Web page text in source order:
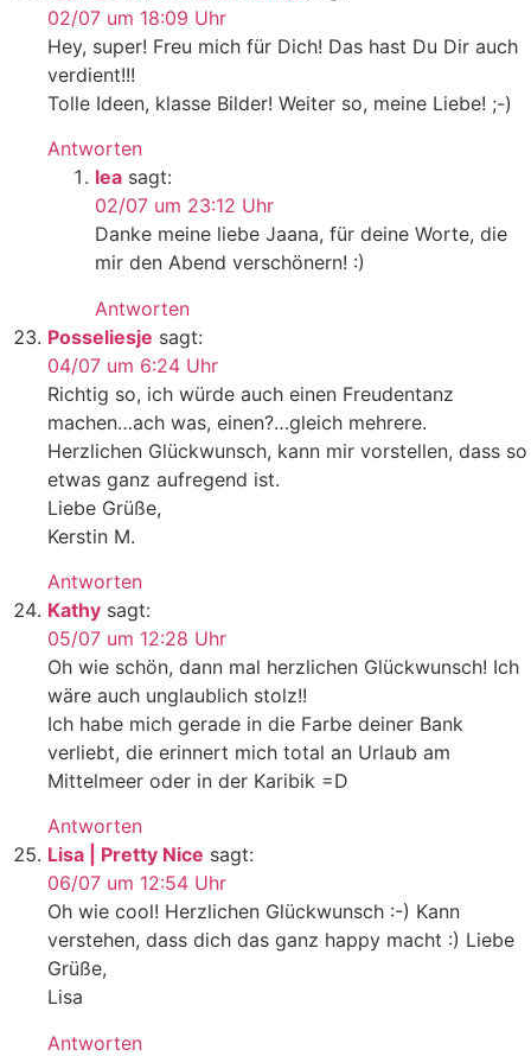
02/07 um 18:09 Uhr
Hey, super! Freu mich für Dich! Das hast Du Dir auch
verdient!!!
Tolle Ideen, klasse Bilder! Weiter so, meine Liebe! ;-)
Antworten
lea sagt:
02/07 um 23:12 Uhr
Danke meine liebe Jaana, für deine Worte, die
mir den Abend verschönern! :)
Antworten
Posseliesje sagt:
04/07 um 6:24 Uhr
Richtig so, ich würde auch einen Freudentanz
machen…ach was, einen?…gleich mehrere.
Herzlichen Glückwunsch, kann mir vorstellen, dass so
etwas ganz aufregend ist.
Liebe Grüße,
Kerstin M.
Antworten
Kathy sagt:
05/07 um 12:28 Uhr
Oh wie schön, dann mal herzlichen Glückwunsch! Ich
wäre auch unglaublich stolz!!
Ich habe mich gerade in die Farbe deiner Bank
verliebt, die erinnert mich total an Urlaub am
Mittelmeer oder in der Karibik =D
Antworten
Lisa | Pretty Nice sagt:
06/07 um 12:54 Uhr
Oh wie cool! Herzlichen Glückwunsch :-) Kann
verstehen, dass dich das ganz happy macht :) Liebe
Grüße,
Lisa
Antworten